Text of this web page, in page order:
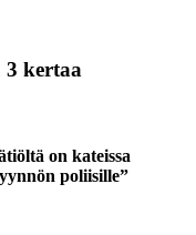
kertaa
on kateissa
poliisille”